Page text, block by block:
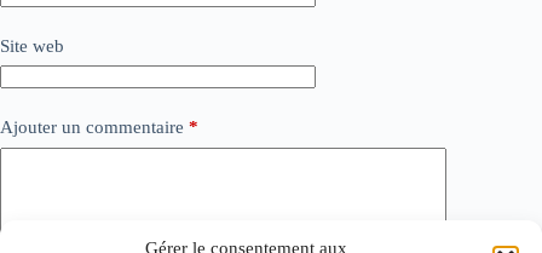
Gérer le consentement aux
Site web
Ajouter un commentaire *